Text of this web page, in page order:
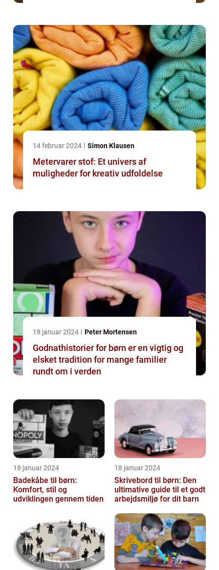
14 februar 2024 Simon Klausen
Metervarer stof: Et univers af
muligheder for kreativ udfoldelse
18 januar 2024 Peter Mortensen
Godnathistorier for børn er en vigtig og
elsket tradition for mange familier
rundt om i verden
18 januar 2024
Badekåbe til børn:
Komfort, stil og
udviklingen gennem tiden
18 januar 2024
Skrivebord til børn: Den
ultimative guide til et godt
arbejdsmiljø for dit barn